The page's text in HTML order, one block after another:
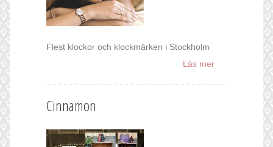
Flest klockor och klockmärken i Stockholm
Läs mer
Cinnamon